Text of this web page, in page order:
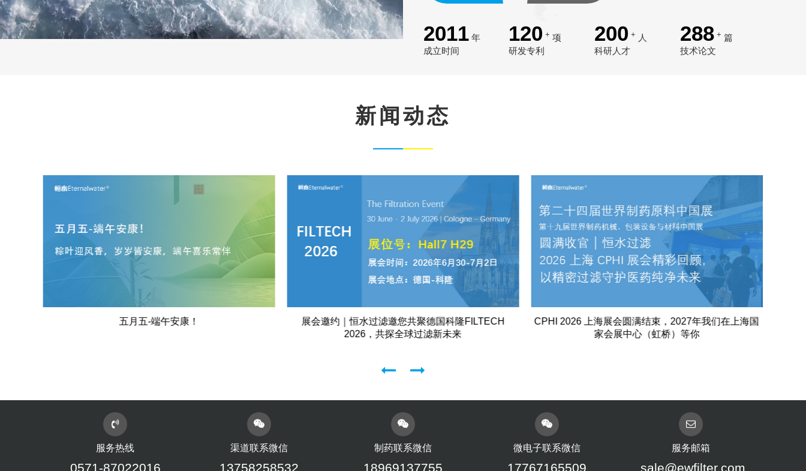
2011 年
成立时间
120 + 项
研发专利
200 + 人
科研人才
288 + 篇
技术论文
新闻动态
展会邀约｜恒水过滤邀您共聚德国科隆FILTECH
CPHI 2026 上海展会圆满结束，2027年我们在上海国
家会展中心（虹桥）等你
恒水过滤邀请您参加CPHI & PMEC China 2026
服务热线
0571-87022016
渠道联系微信
13758258532
制药联系微信
18969137755
微电子联系微信
17767165509
服务邮箱
sale@ewfilter.com